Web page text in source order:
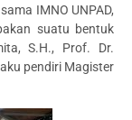
IMNO UNPAD,
suatu bentuk
S.H., Prof. Dr.
pendiri Magister